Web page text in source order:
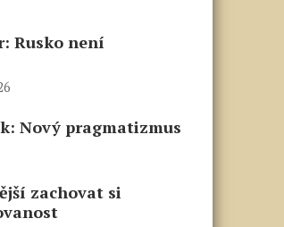
Rusko není
Nový pragmatizmus
zachovat si